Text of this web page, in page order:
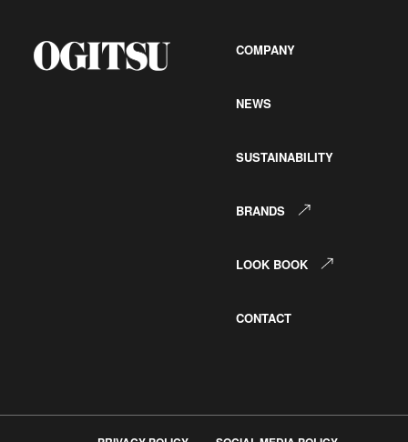
COMPANY
NEWS
SUSTAINABILITY
BRANDS
LOOK BOOK
CONTACT